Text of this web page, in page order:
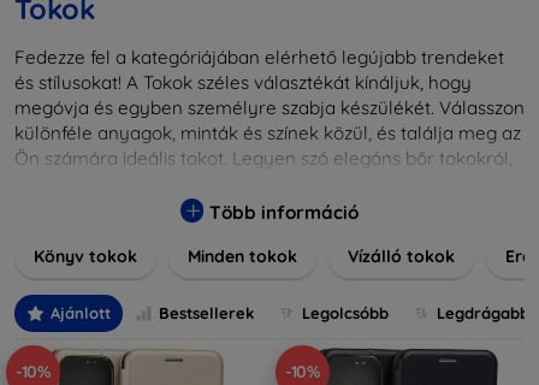
Tokok
Fedezze fel a kategóriájában elérhető legújabb trendeket
és stílusokat! A Tokok széles választékát kínáljuk, hogy
megóvja és egyben személyre szabja készülékét. Válasszon
különféle anyagok, minták és színek közül, és találja meg az
Ön számára ideális tokot. Legyen szó elegáns bőr tokokról,
nálunk mindenki megtalálja a stílusához leginkább illő
különlegesebbé eszközeit a tökéletes tokkal!
Több információ
Könyv tokok Minden tokok Vízálló tokok
Ajánlott Bestsellerek Legolcsóbb Legdrágabb
-10% -10%